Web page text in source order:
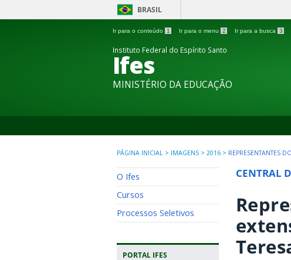
BRASIL
Ir para o conteúdo 1 Ir para o menu 2 Ir para a busca 3
Instituto Federal do Espírito Santo
Ifes
MINISTÉRIO DA EDUCAÇÃO
PÁGINA INICIAL > IMAGENS > 2016 > REPRESENTANTES
O Ifes
Cursos
Processos Seletivos
PORTAL IFES
CENTRAL